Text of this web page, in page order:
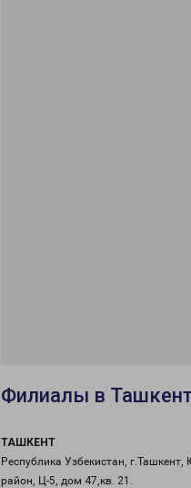
Филиалы в
ТАШКЕНТ
Республика Узбекистан, г.Ташкент,
район, Ц-5, дом 47,кв. 21.